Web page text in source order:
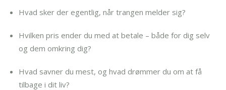
Hvad sker der egentlig, når trangen melder sig?
Hvilken pris ender du med at betale – både for dig selv
og dem omkring dig?
Hvad savner du mest, og hvad drømmer du om at få
tilbage i dit liv?